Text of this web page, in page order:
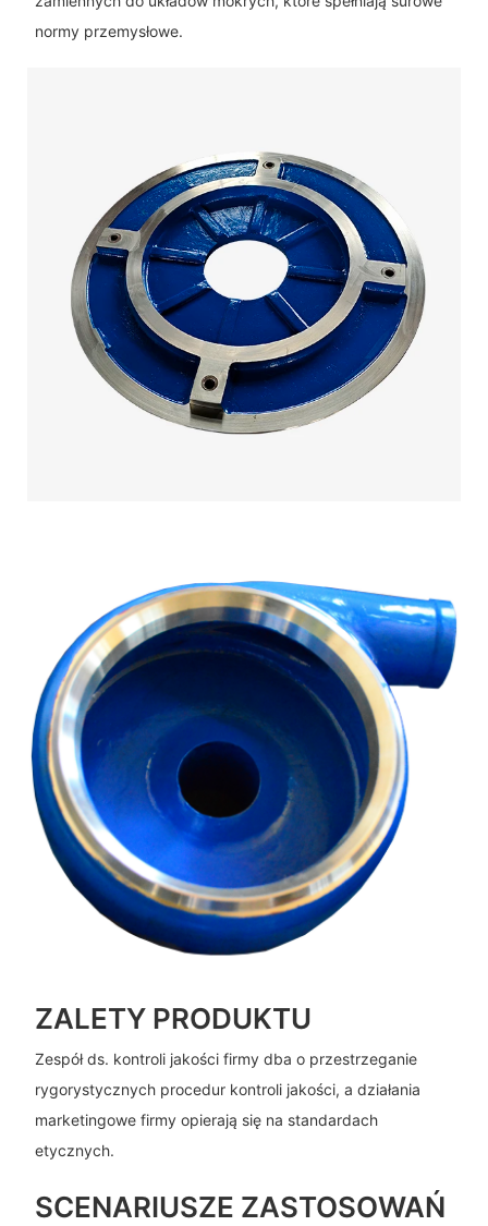
normy przemysłowe.
ZALETY PRODUKTU
Zespół ds. kontroli jakości firmy dba o przestrzeganie
rygorystycznych procedur kontroli jakości, a działania
marketingowe firmy opierają się na standardach
etycznych.
SCENARIUSZE ZASTOSOWAŃ